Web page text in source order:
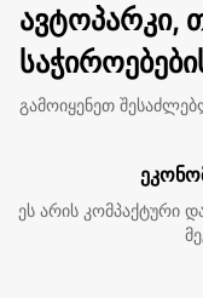
ავტოპარკი,
გამოიყენეთ
ეს არის კომპაქტური